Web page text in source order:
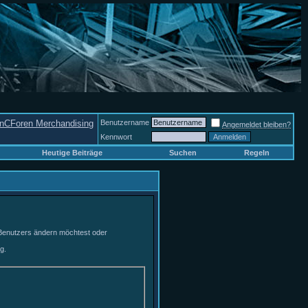
Merchandising Benutzername
Angemeldet bleiben?
Kennwort
Heutige Beiträge Suchen Regeln
ändern möchtest oder